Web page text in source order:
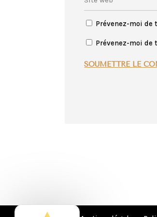
Prévenez-moi de
Prévenez-moi
SOUMETTRE LE